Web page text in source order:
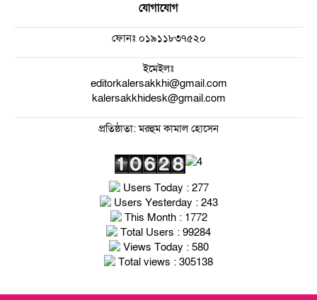
যোগাযোগ
ফোনঃ০১৯১১৮৩৭৫২০
ইমেইলঃ
editorkalersakkhi@gmail.com
kalersakkhidesk@gmail.com
প্রতিষ্ঠাতা: মরহুম কামাল হোসেন
Users Today : 277
Users Yesterday : 243
This Month : 1772
Total Users : 99284
Views Today : 580
Total views : 305138